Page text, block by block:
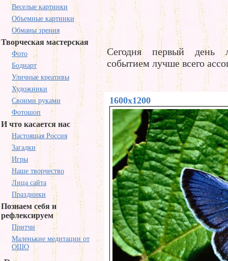
Веселые картинки
Объемные картинки
Обманы зрения
Творческая мастерская
Фото
Бодиарт
Уличные креативы
Художники
Своими руками
Фотошоп
И что касается нас
Настоящая Россия
Загадки
Игры
Наше творчество
Лица сайта
Праздники
Познаем себя и
рефлексируем
Притчи
Маленькие медитации от
ОШО
Сегодня первый
событием лучше всего
1600x1200